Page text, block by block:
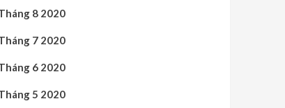
8 2020
7 2020
6 2020
5 2020